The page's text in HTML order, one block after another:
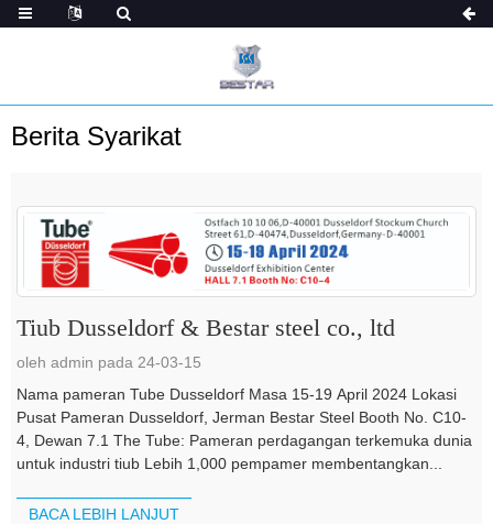
Berita Syarikat
Tiub Dusseldorf & Bestar steel co., ltd
oleh admin pada 24-03-15
Nama pameran Tube Dusseldorf Masa 15-19 April 2024 Lokasi
Pusat Pameran Dusseldorf, Jerman Bestar Steel Booth No. C10-
4, Dewan 7.1 The Tube: Pameran perdagangan terkemuka dunia
untuk industri tiub Lebih 1,000 pempamer membentangkan...
BACA LEBIH LANJUT